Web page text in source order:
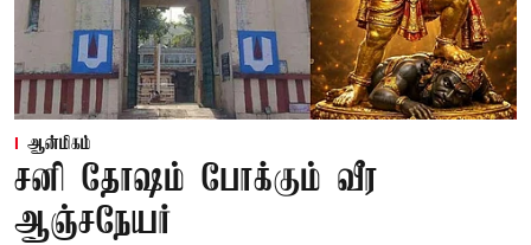
ஆன்மிகம்
சனி தோஷம் போக்கும் வீர
ஆஞ்சநேயர்